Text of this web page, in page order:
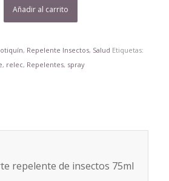
Añadir al carrito
, Repelente Insectos, Salud Etiquetas:
, relec, Repelentes, spray
repelente de insectos 75ml